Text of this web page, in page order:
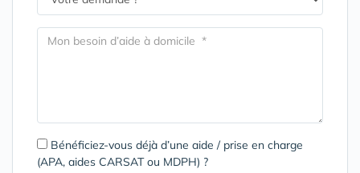
Bénéficiez-vous déjà d’une aide / prise en charge
(APA, aides CARSAT ou MDPH) ?